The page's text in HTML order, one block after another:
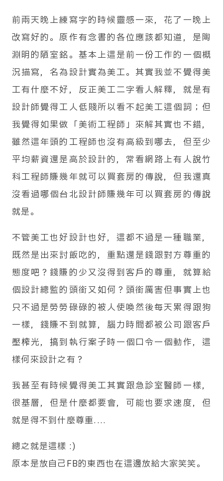
的解說內容。我從第一次去日本就是自由行，因為
經濟狀況不太好從來沒參團出國過；後來雖然拿到
日文的領隊導遊證，在旅行社工作後也完全沒機會
處理海外團的事務，所以我只知道台灣好像就是一
人包下領跟導的工作這樣。我們這團的翻譯大姊可
能是在日本待太久了，對於金門大小事以及相關的
歷史淵源並不是很了解，相比之下我這個在台灣廢
了近四十年的廢材來說反而變成了各種溝通的橋
梁…。
前兩天晚上練寫字的時候靈感一來，花了一晚上
改寫好的。原作有念書的各位應該都知道，是陶
淵明的陋室銘。基本上這是前一份工作的一個概
況描寫，名為設計實為美工。其實我並不覺得美
工有什麼不好，反正美工二字看人解釋，就是有
設計師覺得工人低賤所以看不起美工這個詞；但
我覺得如果做「美術工程師」來解其實也不錯，
雖然這年頭的工程師也沒有高級到哪去，但至少
平均薪資還是高於設計的，常看網路上有人說竹
科工程師賺幾年就可以買套房的傳說，但我還真
沒看過哪個台北設計師賺幾年可以買套房的傳說
就是。
不管美工也好設計也好，這都不過是一種職業，
既然是出來討飯吃的，重點還是錢跟對方尊重的
態度吧？錢賺的少又沒得到客戶的尊重，就算給
個設計總監的頭銜又如何？頭銜厲害但事實上也
只不過是勞勞碌碌的被人使喚然後每天累得跟狗
一樣，錢賺不到就算，腦力時間都被公司跟客戶
壓榨光，搞到執行案子時一個口令一個動作，這
樣何來設計之有？
我甚至有時候覺得美工其實跟急診室醫師一樣，
很基層，但是什麼都要會，可能也要求速度，但
就是得不到什麼尊重....
總之就是這樣 :)
原本是放自己FB的東西也在這邊放給大家笑笑。